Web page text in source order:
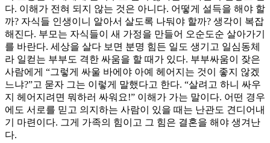
다. 이해가 전혀 되지 않는 것은 아니다. 어떻게 설득을 해야 할
까? 자식들 인생이니 알아서 살도록 나둬야 할까? 생각이 복잡
해진다. 부모는 자식들이 새 가정을 만들어 오순도순 살아가기
를 바란다. 세상을 살다 보면 분명 힘든 일도 생기고 일심동체
라 일컫는 부부도 격한 싸움을 할 때가 있다. 부부싸움이 잦은
사람에게 “그렇게 싸울 바에야 아예 헤어지는 것이 좋지 않겠
느냐?”고 묻자 그는 이렇게 말했다고 한다. “살려고 하니 싸우
지 헤어지려면 뭐하러 싸워요!” 이해가 가는 말이다. 어떤 경우
에도 서로를 믿고 의지하는 사람이 있을 때는 난관도 견디어내
기 마련이다. 그게 가족의 힘이고 그 힘은 결혼을 해야 생겨난
다.